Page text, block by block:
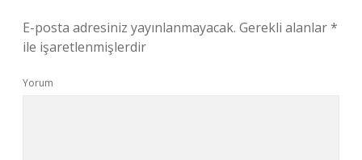
E-posta adresiniz yayınlanmayacak. Gerekli alanlar*
ile işaretlenmişlerdir
Yorum